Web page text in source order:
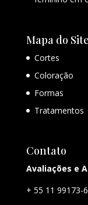
Mapa do Site
Cortes
Coloração
Formas
Tratamentos
Contato
Avaliações e
+ 55 11 99173-